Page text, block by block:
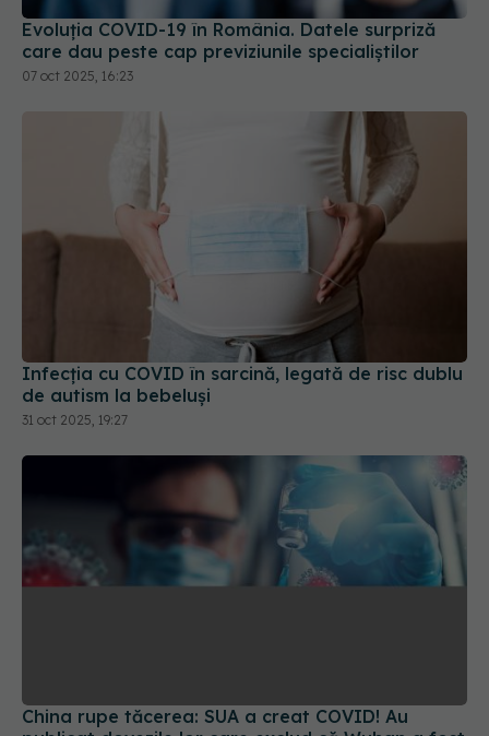
07 oct 2025, 16:23
Infecția cu COVID în sarcină, legată de risc dublu
de autism la bebeluși
31 oct 2025, 19:27
cauza
30 apr 2025, 22:14